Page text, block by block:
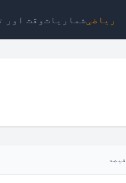
ریاضیشماریاتوقت اور
فیصد